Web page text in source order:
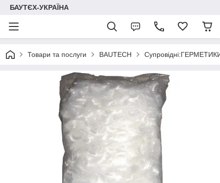
БАУТЄХ-УКРАЇНА
Товари та послуги BAUTECH